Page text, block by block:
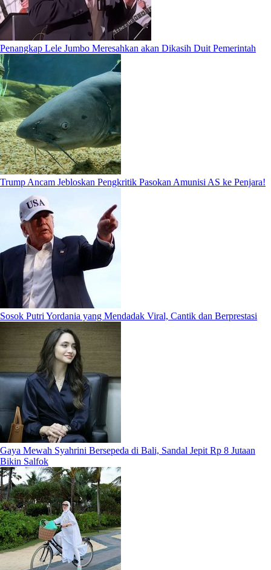
Penangkap Lele Jumbo Meresahkan akan Dikasih Duit Pemerintah
Trump Ancam Jebloskan Pengkritik Pasokan Amunisi AS ke Penjara!
Sosok Putri Yordania yang Mendadak Viral, Cantik dan Berprestasi
Gaya Mewah Syahrini Bersepeda di Bali, Sandal Jepit Rp 8 Jutaan
Bikin Salfok